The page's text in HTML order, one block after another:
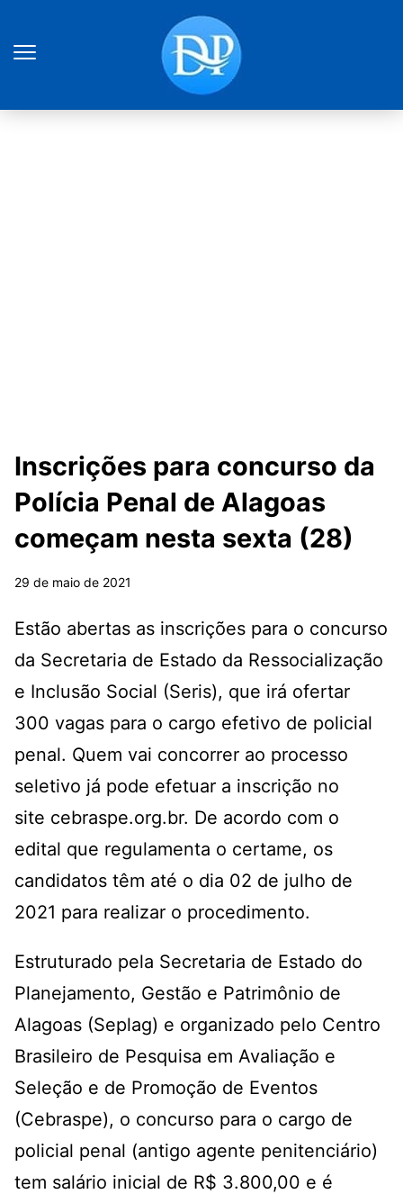
Inscrições para concurso da
Polícia Penal de Alagoas
começam nesta sexta (28)
29 de maio de 2021
Estão abertas as inscrições para o concurso
da Secretaria de Estado da Ressocialização
e Inclusão Social (Seris), que irá ofertar
300 vagas para o cargo efetivo de policial
penal. Quem vai concorrer ao processo
seletivo já pode efetuar a inscrição no
site cebraspe.org.br. De acordo com o
edital que regulamenta o certame, os
candidatos têm até o dia 02 de julho de
2021 para realizar o procedimento.
Estruturado pela Secretaria de Estado do
Planejamento, Gestão e Patrimônio de
Alagoas (Seplag) e organizado pelo Centro
Brasileiro de Pesquisa em Avaliação e
Seleção e de Promoção de Eventos
(Cebraspe), o concurso para o cargo de
policial penal (antigo agente penitenciário)
tem salário inicial de R$ 3.800,00 e é